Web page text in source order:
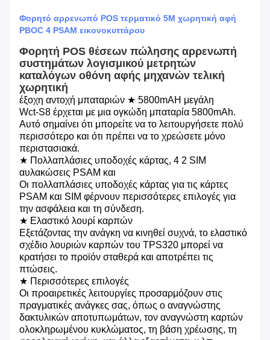
Φορητό αρρενωπό POS τερματικό 5M χωρητική αφή
PBOC 4 PSAM εικονοκυττάρου
Φορητή POS θέσεων πώλησης αρρενωπή
συστημάτων λογισμικού μετρητών
καταλόγων οθόνη αφής μηχανών τελική
χωρητική
έξοχη αντοχή μπαταριών ★ 5800mAH μεγάλη
Wct-S8 έρχεται με μια ογκώδη μπαταρία 5800mAh.
Αυτό σημαίνει ότι μπορείτε να το λειτουργήσετε πολύ
περισσότερο και ότι πρέπει να το χρεώσετε μόνο
περιστασιακά.
★ Πολλαπλάσιες υποδοχές κάρτας, 4 2 SIM
αυλακώσεις PSAM και
Οι πολλαπλάσιες υποδοχές κάρτας για τις κάρτες
PSAM και SIM φέρνουν περισσότερες επιλογές για
την ασφάλεια και τη σύνδεση.
★ Ελαστικό λουρί καρπών
Εξετάζοντας την ανάγκη να κινηθεί συχνά, το ελαστικό
σχέδιο λουριών καρπών του TPS320 μπορεί να
κρατήσει το προϊόν σταθερά και αποτρέπει τις
πτώσεις.
★ Περισσότερες επιλογές
Οι προαιρετικές λειτουργίες προσαρμόζουν στις
πραγματικές ανάγκες σας, όπως ο αναγνώστης
δακτυλικών αποτυπωμάτων, τον αναγνώστη καρτών
ολοκληρωμένου κυκλώματος, τη βάση χρέωσης, τη